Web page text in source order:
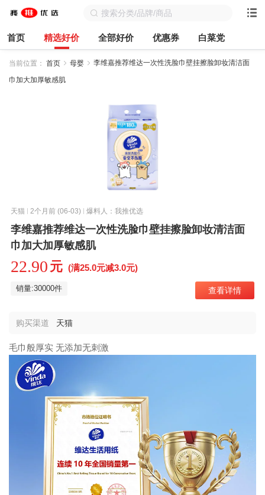
首页 精选好价 全部好价 优惠券 白菜党
当前位置： 首页 母婴 李维嘉推荐维达一次性洗脸巾壁挂擦脸卸妆清洁面
巾加大加厚敏感肌
天猫 2个月前 (06-03) 爆料人：我推优选
李维嘉推荐维达一次性洗脸巾壁挂擦脸卸妆清洁面
巾加大加厚敏感肌
22.90 元 (满25.0元减3.0元)
销量:30000件 查看详情
购买渠道 天猫
毛巾般厚实 无添加无刺激